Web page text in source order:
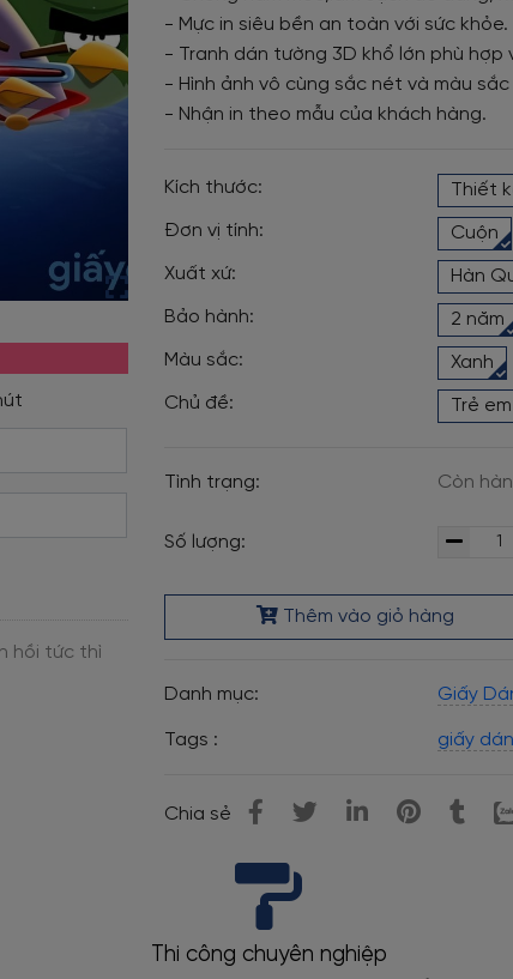
- Mực in siêu bền an toàn với sức
- Tranh dán tường 3D khổ lớn phù
- Hình ảnh vô cùng sắc nét và màu
- Nhận in theo mẫu của khách hàng.
Kích thước:
Thiết
Đơn vị tính:
Cuộn
Xuất xứ:
Hàn
Bảo hành:
2 năm
Màu sắc:
Xanh
Chủ đề:
Trẻ
Tình trạng: Còn
Số lượng:
Thêm vào giỏ hàng
Danh mục: Giấy
Tags : giấy
Chia sẻ
Thi công chuyên nghiệp